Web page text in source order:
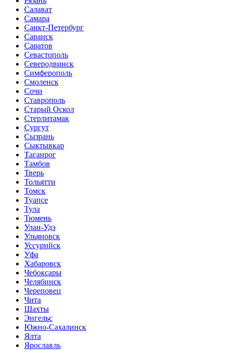
Салават
Самара
Санкт-Петербург
Саранск
Саратов
Севастополь
Северодвинск
Симферополь
Смоленск
Сочи
Ставрополь
Старый Оскол
Стерлитамак
Сургут
Сызрань
Сыктывкар
Таганрог
Тамбов
Тверь
Тольятти
Томск
Туапсе
Тула
Тюмень
Улан-Удэ
Ульяновск
Уссурийск
Уфа
Хабаровск
Чебоксары
Челябинск
Череповец
Чита
Шахты
Энгельс
Южно-Сахалинск
Ялта
Ярославль